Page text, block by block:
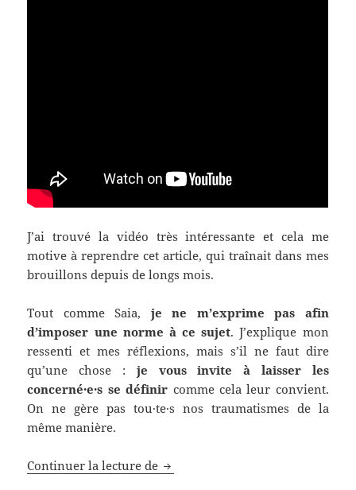
J’ai trouvé la vidéo très intéressante et cela me
motive à reprendre cet article, qui traînait dans mes
brouillons depuis de longs mois.
Tout comme Saia, je ne m’exprime pas afin
d’imposer une norme à ce sujet. J’explique mon
ressenti et mes réflexions, mais s’il ne faut dire
qu’une chose : je vous invite à laisser les
concerné·e·s se définir comme cela leur convient.
On ne gère pas tou·te·s nos traumatismes de la
même manière.
Continuer la lecture de Victime ou survivant·e ?